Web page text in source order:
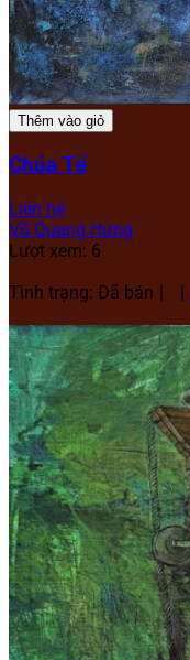
Thêm vào giỏ
Chúa Tể
Liên hệ
Vũ Quang Hưng
Lượt xem: 6
Tình trạng: Đã bán